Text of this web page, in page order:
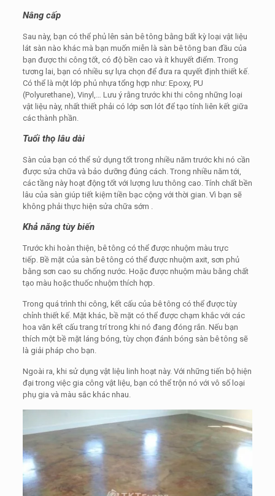
Nâng cấp
Sau này, bạn có thể phủ lên sàn bê tông bằng bất kỳ loại vật liệu
lát sàn nào khác mà bạn muốn miễn là sàn bê tông ban đầu của
bạn được thi công tốt, có độ bền cao và ít khuyết điểm. Trong
tương lai, bạn có nhiều sự lựa chọn để đưa ra quyết định thiết kế.
Có thể là một lớp phủ nhựa tổng hợp như: Epoxy, PU
(Polyurethane), Vinyl,… Lưu ý rằng trước khi thi công những loại
vật liệu này, nhất thiết phải có lớp sơn lót để tạo tính liên kết giữa
các thành phần.
Tuổi thọ lâu dài
Sàn của bạn có thể sử dụng tốt trong nhiều năm trước khi nó cần
được sửa chữa và bảo dưỡng đúng cách. Trong nhiều năm tới,
các tầng này hoạt động tốt với lượng lưu thông cao. Tính chất bền
lâu của sàn giúp tiết kiệm tiền bạc cộng với thời gian. Vì bạn sẽ
không phải thực hiện sửa chữa sớm .
Khả năng tùy biến
Trước khi hoàn thiện, bê tông có thể được nhuộm màu trực
tiếp. Bề mặt của sàn bê tông có thể được nhuộm axit, sơn phủ
bằng sơn cao su chống nước. Hoặc được nhuộm màu bằng chất
tạo màu hoặc thuốc nhuộm thích hợp.
Trong quá trình thi công, kết cấu của bê tông có thể được tùy
chỉnh thiết kế. Mặt khác, bề mặt có thể được chạm khắc với các
hoa văn kết cấu trang trí trong khi nó đang đóng rắn. Nếu bạn
thích một bề mặt láng bóng, tùy chọn đánh bóng sàn bê tông sẽ
là giải pháp cho bạn.
Ngoài ra, khi sử dụng vật liệu linh hoạt này. Với những tiến bộ hiện
đại trong việc gia công vật liệu, bạn có thể trộn nó với vô số loại
phụ gia và màu sắc khác nhau.